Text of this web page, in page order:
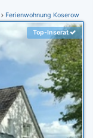
Ferienwohnung Koserow
Top-Inserat